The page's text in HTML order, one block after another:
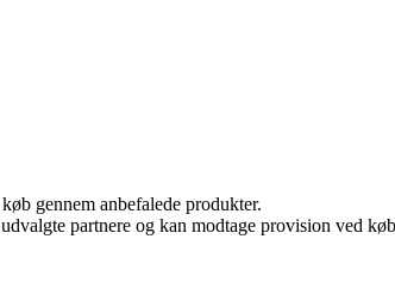
gennem anbefalede produkter.
partnere og kan modtage provision ved